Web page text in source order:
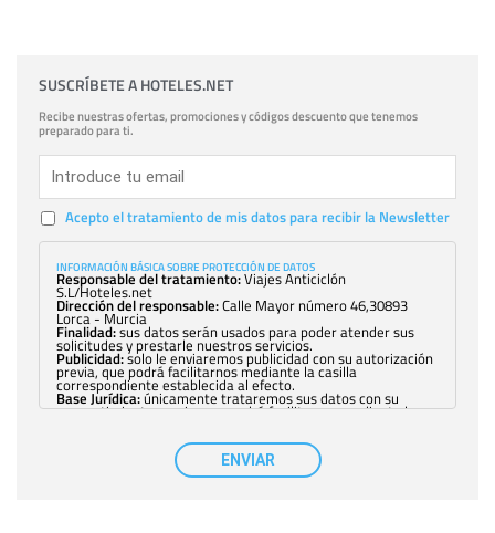
SUSCRÍBETE A HOTELES.NET
Recibe nuestras ofertas, promociones y códigos descuento que tenemos
preparado para ti.
Acepto el tratamiento de mis datos para recibir la Newsletter
INFORMACIÓN BÁSICA SOBRE PROTECCIÓN DE DATOS
Responsable del tratamiento:Viajes Anticiclón
S.L/Hoteles.net
Dirección del responsable:Calle Mayor número 46,30893
Lorca - Murcia
Finalidad:sus datos serán usados para poder atender sus
solicitudes y prestarle nuestros servicios.
Publicidad:solo le enviaremos publicidad con su autorización
previa, que podrá facilitarnos mediante la casilla
correspondiente establecida al efecto.
Base Jurídica:únicamente trataremos sus datos con su
consentimiento previo, que podrá facilitarnos mediante la
con carácter general, sólo el personal de
nuestra entidad que esté debidamente autorizado podrá
tener conocimiento de la información que le pedimos. No se
comunicarán datos a terceros.
ENVIAR